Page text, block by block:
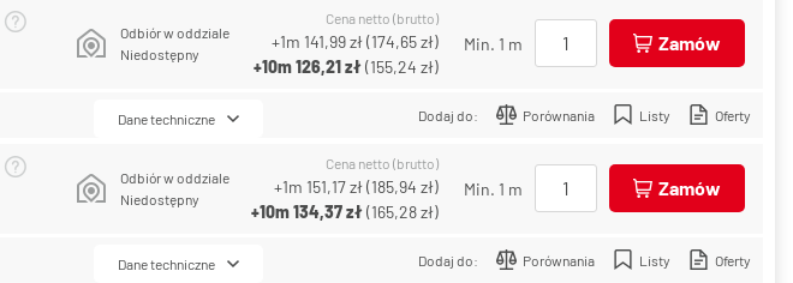
Odbiór w oddziale
Niedostępny
Cena netto (brutto)
+1m 141,99 zł(174,65 zł)
+10m126,21 zł(155,24 zł)
Min. 1 m Zamów
Dodaj do: Porównania Listy Oferty
Dane techniczne
Odbiór w oddziale
Niedostępny
Cena netto (brutto)
+1m 151,17 zł(185,94 zł)
+10m134,37 zł(165,28 zł)
Min. 1 m Zamów
Dodaj do: Porównania Listy Oferty
Dane techniczne